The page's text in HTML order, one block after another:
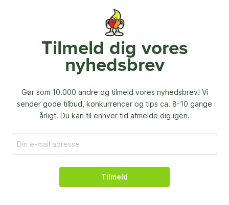
Tilmeld dig vores
nyhedsbrev
Gør som 10.000 andre og tilmeld vores nyhedsbrev! Vi
sender gode tilbud, konkurrencer og tips ca. 8-10 gange
årligt. Du kan til enhver tid afmelde dig igen.
Tilmeld